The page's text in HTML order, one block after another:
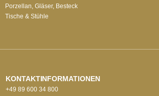
Porzellan, Gläser, Besteck
Tische & Stühle
KONTAKTINFORMATIONEN
+49 89 600 34 800